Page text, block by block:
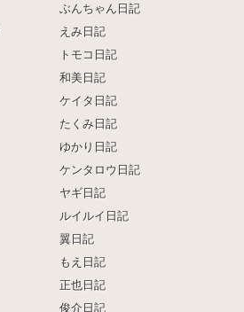
ぶんちゃん日記
えみ日記
トモコ日記
和美日記
ケイタ日記
たくみ日記
ゆかり日記
ケンタロウ日記
ヤギ日記
ルイルイ日記
翼日記
もえ日記
正也日記
俊介日記